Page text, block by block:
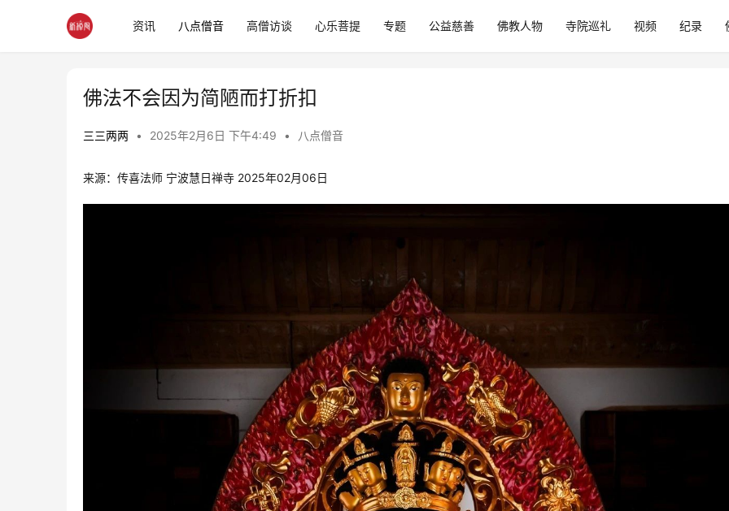
资讯 八点僧音 高僧访谈 心乐菩提 专题 公益慈善 佛教人物 寺院巡礼 视频 纪录
佛法不会因为简陋而打折扣
三三两两 • 2025年2月6日 下午4:49 • 八点僧音
来源：传喜法师 宁波慧日禅寺 2025年02月06日